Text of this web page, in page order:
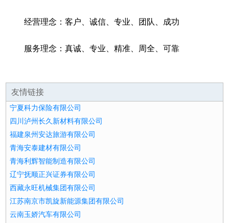
经营理念：客户、诚信、专业、团队、成功
服务理念：真诚、专业、精准、周全、可靠
友情链接
宁夏科力保险有限公司
四川泸州长久新材料有限公司
福建泉州安达旅游有限公司
青海安泰建材有限公司
青海利辉智能制造有限公司
辽宁抚顺正兴证券有限公司
西藏永旺机械集团有限公司
江苏南京市凯旋新能源集团有限公司
云南玉娇汽车有限公司